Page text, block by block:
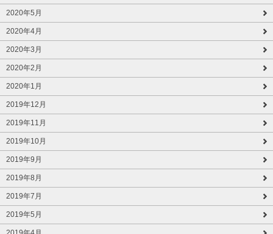
2020年5月
2020年4月
2020年3月
2020年2月
2020年1月
2019年12月
2019年11月
2019年10月
2019年9月
2019年8月
2019年7月
2019年5月